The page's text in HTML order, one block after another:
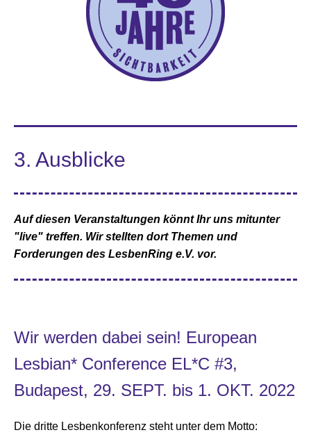
3. Ausblicke
Auf diesen Veranstaltungen könnt Ihr uns mitunter
"live" treffen. Wir stellten dort Themen und
Forderungen des LesbenRing e.V. vor.
Wir werden dabei sein! European
Lesbian* Conference EL*C #3,
Budapest, 29. SEPT. bis 1. OKT. 2022
Die dritte Lesbenkonferenz steht unter dem Motto: